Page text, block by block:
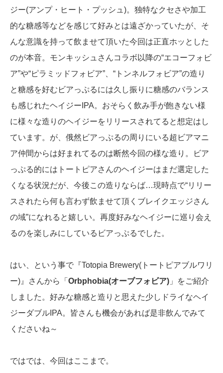
ジー(アンプ・ヒート・プッシュ)。独特なクセさや加工
的な糖感等などを感じて好みとは遠ざかっていたが、そ
んな意識を持って飲ませて頂いた今回は正直ホッとした
のが本音。モンキッシュさんコラボ以降の“エコーフォビ
ア”や“ピラミッドフォビア”、“トンネルフォビア”の造り
と糖感を好むビアっぷるには久し振りに糖感のバランス
も感じれたヘイジーIPA。おそらく飲み手が飽きない様
に様々な造りのヘイジーをリリースされてると想定はし
ています。が、俄然ビアっぷるの周りにいる超ビアマニ
ア仲間からは好まれてるのは断然今回の様な造り。ビア
っぷる的にはトートピアさんのヘイジーはまだ選定した
くなる状況だが、今後この造りならば…現時点で“リリー
スされたら何も言わず飲ませて頂くブレイクエッジさん
の域”になれると嬉しい。再度好みなヘイジーに巡り会え
るのを楽しみにしているビアっぷるでした。
はい、という事で『Totopia Brewery(トートピアブルワリ
ー)』さんから「 Orbphobia(オーブフォビア) 」をご紹介
しました。好みな糖感と造りと思えた少しドライなヘイ
ジーダブルIPA。皆さんも機会があれば是非飲んでみて
くださいね～
ではでは、今回はここまで。